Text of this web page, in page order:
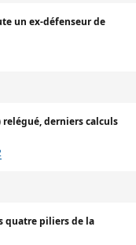
un ex-défenseur de
relégué, derniers calculs
quatre piliers de la